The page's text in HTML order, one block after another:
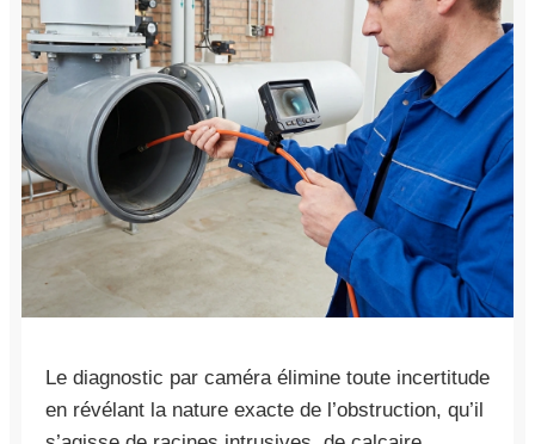
Le diagnostic par caméra élimine toute incertitude
en révélant la nature exacte de l’obstruction, qu’il